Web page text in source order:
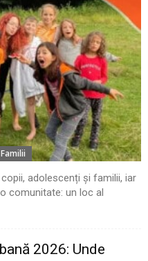
adolescenți și familii, iar
comunitate: un loc al
2026: Unde